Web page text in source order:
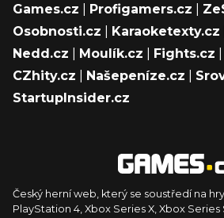
Games.cz
Profigamers.cz
Osobnosti.cz
Karaoketexty.cz
Nedd.cz
Moulík.cz Fights.cz
CZhity.cz
Našepeníze.cz
StartupInsider.cz
Český herní web, který se soustředí na
PlayStation 4, Xbox Series X, Xbox